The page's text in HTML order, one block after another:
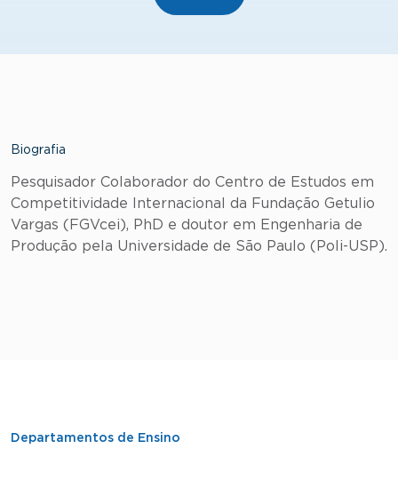
Biografia
Pesquisador Colaborador do Centro de Estudos em
Competitividade Internacional da Fundação Getulio
Vargas (FGVcei), PhD e doutor em Engenharia de
Produção pela Universidade de São Paulo (Poli-USP).
Departamentos de Ensino